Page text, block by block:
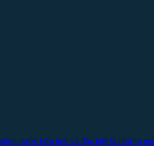
nước hữu tình và đặc biệt là những